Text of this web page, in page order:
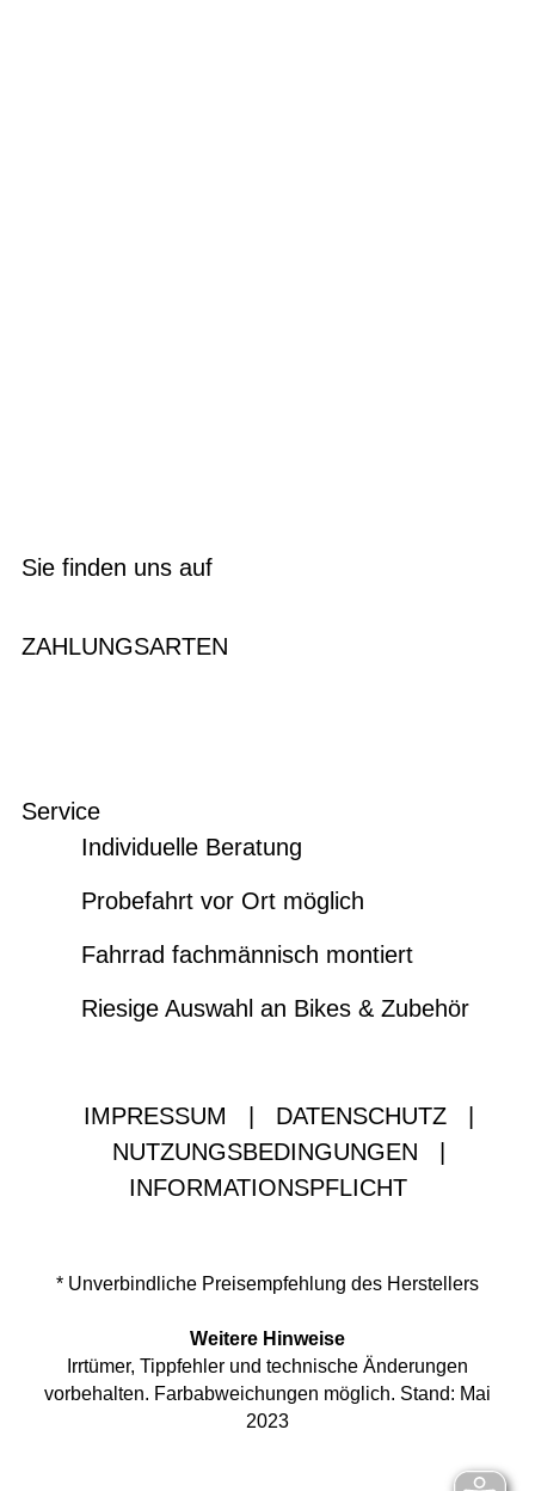
Sie finden uns auf
ZAHLUNGSARTEN
Service
Individuelle Beratung
Probefahrt vor Ort möglich
Fahrrad fachmännisch montiert
Riesige Auswahl an Bikes & Zubehör
IMPRESSUM DATENSCHUTZ
NUTZUNGSBEDINGUNGEN
INFORMATIONSPFLICHT
* Unverbindliche Preisempfehlung des Herstellers
Weitere Hinweise
Irrtümer, Tippfehler und technische Änderungen
vorbehalten. Farbabweichungen möglich. Stand: Mai
2023